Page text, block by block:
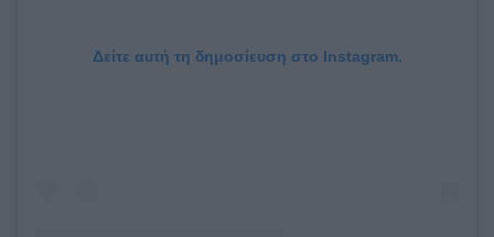
Δείτε αυτή τη δημοσίευση στο Instagram.